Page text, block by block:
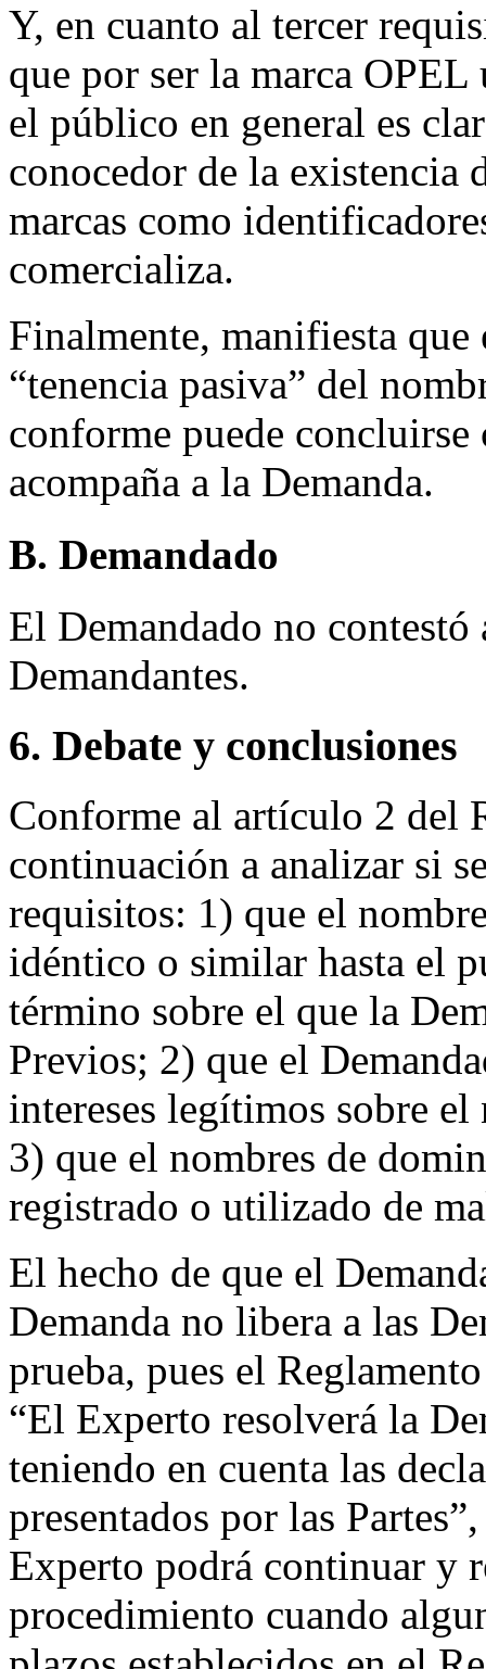
Y, en cuanto al tercer
que por ser la marca
el público en general es
conocedor de la existencia
marcas como
comercializa.
Finalmente, manifiesta
“tenencia pasiva” del
conforme puede
acompaña a la Demanda.
B. Demandado
El Demandado no contestó
Demandantes.
6. Debate y conclusiones
Conforme al artículo 2 del
continuación a analizar si
requisitos: 1) que el
idéntico o similar hasta el
término sobre el que la
Previos; 2) que el
intereses legítimos sobre
3) que el nombres de
registrado o utilizado de
El hecho de que el
Demanda no libera a las
prueba, pues el
“El Experto resolverá la
teniendo en cuenta las
presentados por las
Experto podrá continuar y
procedimiento cuando